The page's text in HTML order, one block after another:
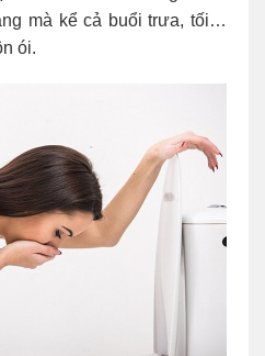
mà kể cả buổi trưa, tối…
ói.